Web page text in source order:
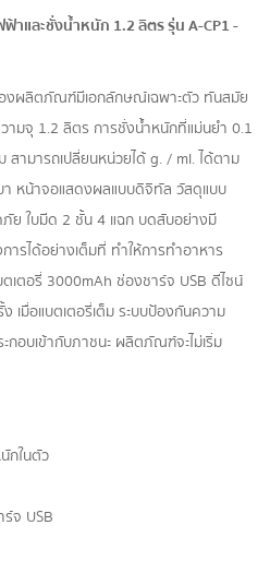
าและชั่งน้ำหนัก 1.2 ลิตร รุ่น A-CP1 -
ผลิตภัณฑ์มีเอกลักษณ์เฉพาะตัว ทันสมัย
ามจุ 1.2 ลิตร การชั่งน้ำหนักที่แม่นยำ 0.1
ามารถเปลี่ยนหน่วยได้ g. / ml. ได้ตาม
า หน้าจอแสดงผลแบบดิจิทัล วัสดุแบบ
ภัย ใบมีด 2 ชั้น 4 แฉก บดสับอย่างมี
รได้อย่างเต็มที่ ทำให้การทำอาหาร
เตอรี่ 3000mAh ช่องชาร์จ USB ดีไซน์
เมื่อแบตเตอรี่เต็ม ระบบป้องกันความ
กอบเข้ากับภาชนะ ผลิตภัณฑ์จะไม่เริ่ม
กในตัว
จ USB